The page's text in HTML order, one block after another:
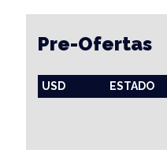
Pre-Ofertas
USD ESTADO